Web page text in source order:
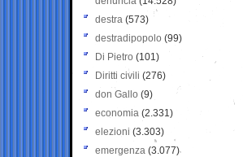
destra (573)
destradipopolo (99)
Di Pietro (101)
Diritti civili (276)
don Gallo (9)
economia (2.331)
elezioni (3.303)
emergenza (3.077)